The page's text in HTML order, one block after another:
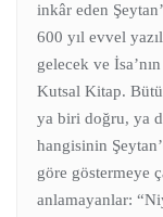
inkâr eden
600 yıl evvel
gelecek ve
Kutsal Kitap.
ya biri doğru, ya
hangisinin
göre göstermeye
anlamayanlar: